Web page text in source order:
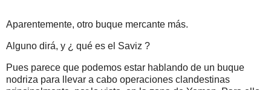
Aparentemente, otro buque mercante más.
Alguno dirá, y ¿ qué es el Saviz ?
Pues parece que podemos estar hablando de un buque
nodriza para llevar a cabo operaciones clandestinas